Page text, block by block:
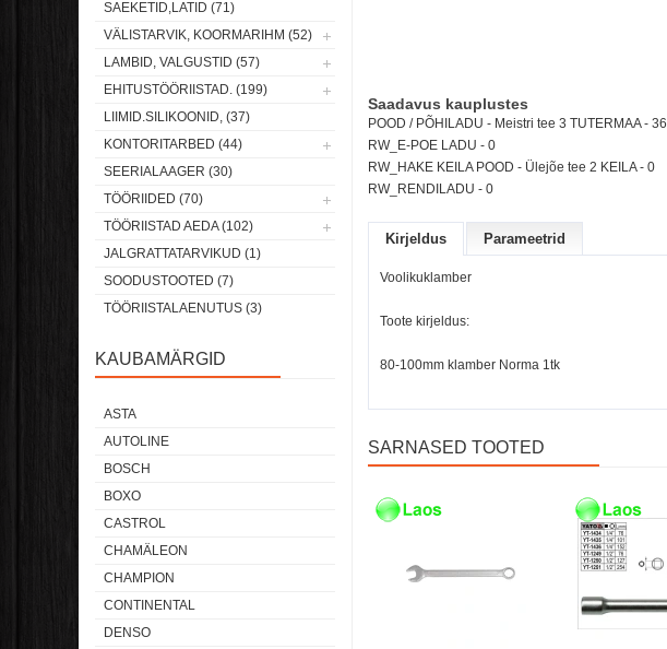
SAEKETID,LATID (71)
VÄLISTARVIK, KOORMARIHM (52)
LAMBID, VALGUSTID (57)
EHITUSTÖÖRIISTAD. (199)
LIIMID.SILIKOONID, (37)
KONTORITARBED (44)
SEERIALAAGER (30)
TÖÖRIIDED (70)
TÖÖRIISTAD AEDA (102)
JALGRATTATARVIKUD (1)
SOODUSTOOTED (7)
TÖÖRIISTALAENUTUS (3)
KAUBAMÄRGID
ASTA
AUTOLINE
BOSCH
BOXO
CASTROL
CHAMÄLEON
CHAMPION
CONTINENTAL
DENSO
Saadavus kauplustes
POOD / PÕHILADU - Meistri tee 3 TUTERMAA - 36
RW_E-POE LADU - 0
RW_HAKE KEILA POOD - Ülejõe tee 2 KEILA - 0
RW_RENDILADU - 0
Kirjeldus Parameetrid
Voolikuklamber
Toote kirjeldus:
80-100mm klamber Norma 1tk
SARNASED TOOTED
Laos